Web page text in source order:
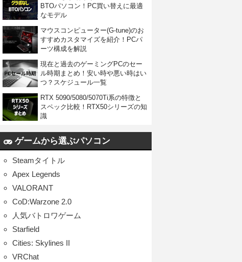
BTOパソコン！PC買い替えに最適
なモデル
マウスコンピューター(G-tune)のお
すすめカスタマイズを紹介！PCパ
ーツ構成を解説
現在と過去のゲーミングPCのセー
ル時期まとめ！安い時や悪い時はい
つ？スケジュール一覧
RTX 5090/5080/5070Ti系の特徴と
スペック比較！RTX50シリーズの知
識
ゲームから選ぶパソコン
Steamタイトル
Apex Legends
VALORANT
CoD:Warzone 2.0
人気バトロワゲーム
Starfield
Cities: Skylines II
VRChat